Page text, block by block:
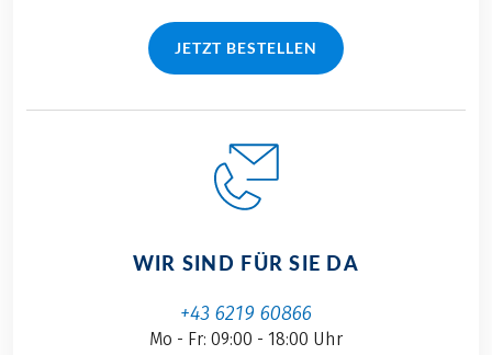
JETZT BESTELLEN
WIR SIND FÜR SIE DA
+43 6219 60866
Mo - Fr: 09:00 - 18:00 Uhr